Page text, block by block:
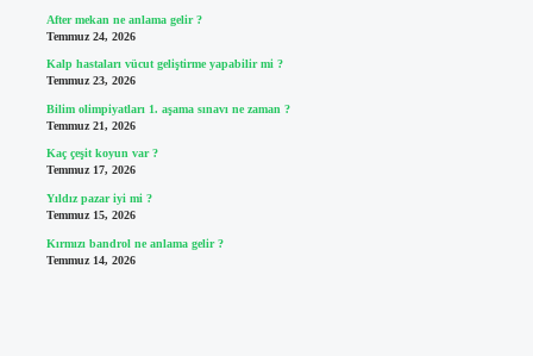
After mekan ne anlama gelir ?
Temmuz 24, 2026
Kalp hastaları vücut geliştirme yapabilir mi ?
Temmuz 23, 2026
Bilim olimpiyatları 1. aşama sınavı ne zaman ?
Temmuz 21, 2026
Kaç çeşit koyun var ?
Temmuz 17, 2026
Yıldız pazar iyi mi ?
Temmuz 15, 2026
Kırmızı bandrol ne anlama gelir ?
Temmuz 14, 2026